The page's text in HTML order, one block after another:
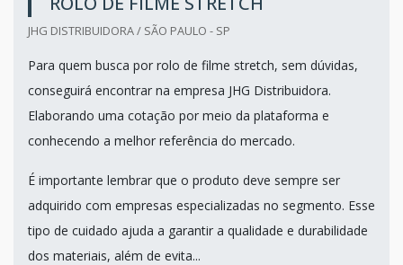
JHG DISTRIBUIDORA / SÃO PAULO - SP
Para quem busca por rolo de filme stretch, sem dúvidas,
conseguirá encontrar na empresa JHG Distribuidora.
Elaborando uma cotação por meio da plataforma e
conhecendo a melhor referência do mercado.
É importante lembrar que o produto deve sempre ser
adquirido com empresas especializadas no segmento. Esse
tipo de cuidado ajuda a garantir a qualidade e durabilidade
dos materiais, além de evita...